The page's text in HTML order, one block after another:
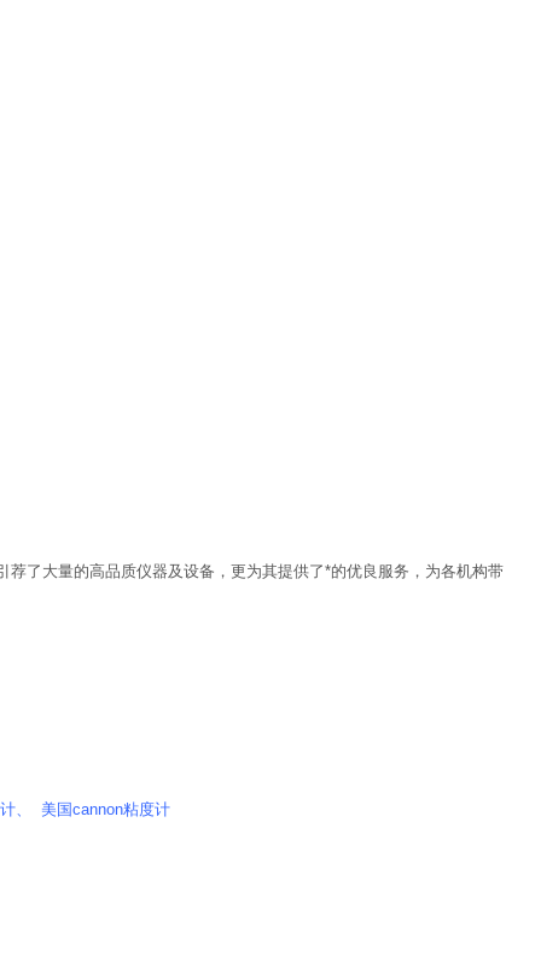
了大量的高品质仪器及设备，更为其提供了*的优良服务，为各机构带
、 美国cannon粘度计